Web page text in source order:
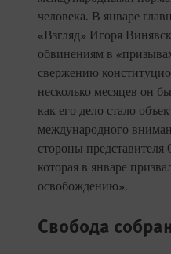
человека. В январе
«Взгляд» Игоря
обвинениям в
свержению
несколько месяцев он
как его дело стало
международного
стороны
которая в январе
освобождению».
Свобода